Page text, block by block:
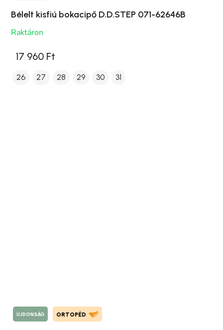
Bélelt kisfiú bokacipő D.D.STEP 071-62646B
Raktáron
17 960 Ft
26 27 28 29 30 31
ÚJDONSÁG ORTOPÉD